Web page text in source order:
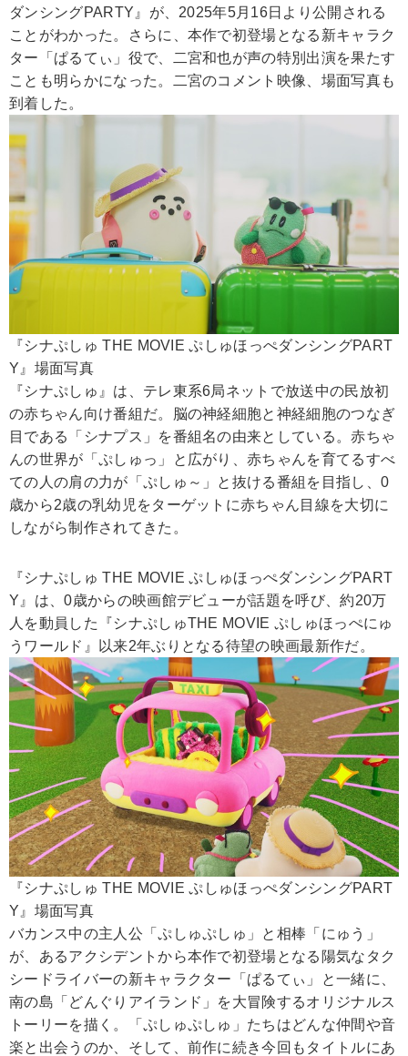
ダンシングPARTY』が、2025年5月16日より公開される
ことがわかった。さらに、本作で初登場となる新キャラク
ター「ぱるてぃ」役で、二宮和也が声の特別出演を果たす
ことも明らかになった。二宮のコメント映像、場面写真も
到着した。
『シナぷしゅ THE MOVIE ぷしゅほっぺダンシングPART
Y』場面写真
『シナぷしゅ』は、テレ東系6局ネットで放送中の民放初
の赤ちゃん向け番組だ。脳の神経細胞と神経細胞のつなぎ
目である「シナプス」を番組名の由来としている。赤ちゃ
んの世界が「ぷしゅっ」と広がり、赤ちゃんを育てるすべ
ての人の肩の力が「ぷしゅ～」と抜ける番組を目指し、0
歳から2歳の乳幼児をターゲットに赤ちゃん目線を大切に
しながら制作されてきた。
『シナぷしゅ THE MOVIE ぷしゅほっぺダンシングPART
Y』は、0歳からの映画館デビューが話題を呼び、約20万
人を動員した『シナぷしゅTHE MOVIE ぷしゅほっぺにゅ
うワールド』以来2年ぶりとなる待望の映画最新作だ。
『シナぷしゅ THE MOVIE ぷしゅほっぺダンシングPART
Y』場面写真
バカンス中の主人公「ぷしゅぷしゅ」と相棒「にゅう」
が、あるアクシデントから本作で初登場となる陽気なタク
シードライバーの新キャラクター「ぱるてぃ」と一緒に、
南の島「どんぐりアイランド」を大冒険するオリジナルス
トーリーを描く。「ぷしゅぷしゅ」たちはどんな仲間や音
楽と出会うのか、そして、前作に続き今回もタイトルにあ